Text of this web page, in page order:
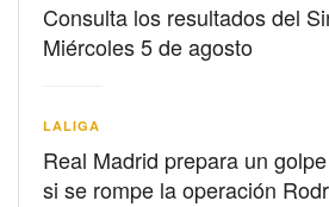
Consulta los resultados del
Miércoles 5 de agosto
LALIGA
Real Madrid prepara un
si se rompe la operación